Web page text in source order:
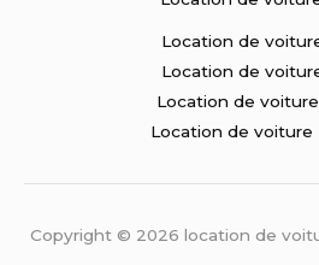
Location de
Location de
Location de
Location de voiture
Copyright © 2026 location de